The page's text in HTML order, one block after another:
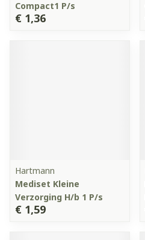
Compact1 P/s
€ 1,36
Hartmann
Mediset Kleine
Verzorging H/b 1 P/s
€ 1,59